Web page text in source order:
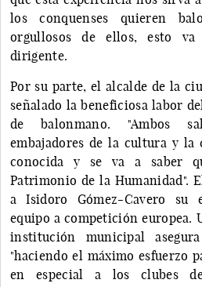
los conquenses quieren
orgullosos de ellos, esto
dirigente.
Por su parte, el alcalde de la
señalado la beneficiosa labor
de balonmano. "Ambos
embajadores de la cultura y la
conocida y se va a saber
Patrimonio de la Humanidad".
a Isidoro Gómez-Cavero su
equipo a competición europea.
institución municipal
"haciendo el máximo esfuerzo
en especial a los clubes